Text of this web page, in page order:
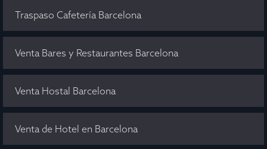
Traspaso Cafetería Barcelona
Venta Bares y Restaurantes Barcelona
Venta Hostal Barcelona
Venta de Hotel en Barcelona